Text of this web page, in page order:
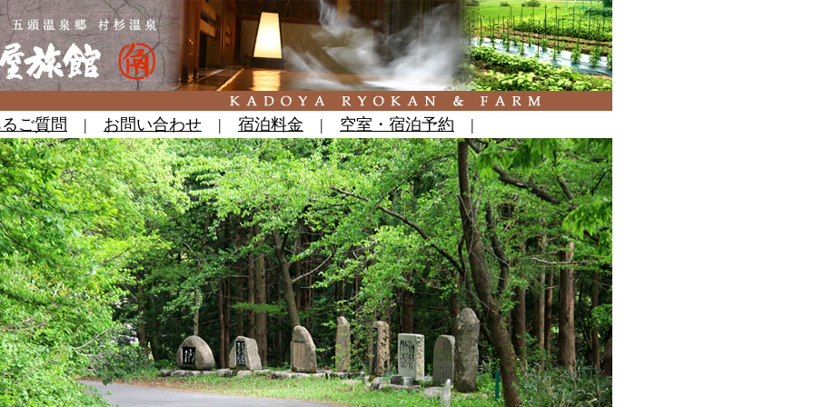
ご質問 | お問い合わせ | 宿泊料金 | 空室・宿泊予約 |